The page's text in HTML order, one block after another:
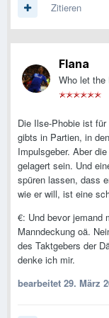
Zitieren
Flana
Who let the
Die Ilse-Phobie ist
gibts in Partien, in
Impulsgeber. Aber
gelagert sein. Und
spüren lassen, dass
wie er will, ist eine
€: Und bevor jemand
Manndeckung oä.
des Taktgebers der
denke ich mir.
bearbeitet 29. März